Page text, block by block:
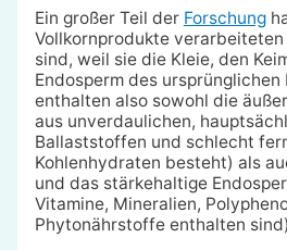
Ein großer Teil der Forschung
Vollkornprodukte verarbeiteten
sind, weil sie die Kleie, den
Endosperm des ursprünglichen
enthalten also sowohl die
aus unverdaulichen,
Ballaststoffen und schlecht
Kohlenhydraten besteht) als
und das stärkehaltige
Vitamine, Mineralien,
Phytonährstoffe enthalten